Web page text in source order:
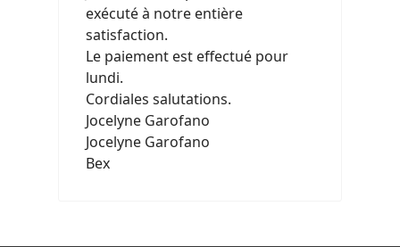
exécuté à notre entière
satisfaction.
Le paiement est effectué pour
lundi.
Cordiales salutations.
Jocelyne Garofano
Jocelyne Garofano
Bex